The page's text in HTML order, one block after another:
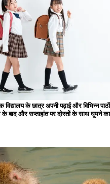
के छात्र अपनी पढ़ाई और विभिन्न पाठों पर
पर दोस्तों के साथ घूमने का भी आनंद लेते
सिखाया जाता है, जिससे उनमें जिम्मेदारी और
गतिविधियों और स्कूल कार्यक्रमों में भागीदारी भी
हैं, और उन्हें स्थानीय समुदाय
की भावना विकसित करने के अवसर प्रदान करती हैं।